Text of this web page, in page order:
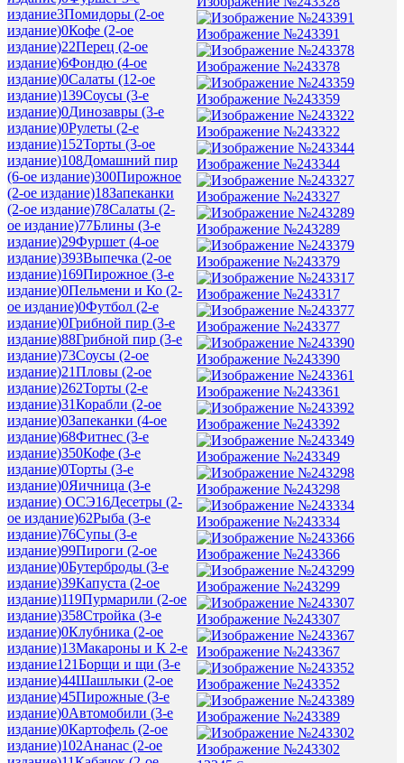
издание3Помидоры (2-ое
издание)0Кофе (2-ое
издание)22Перец (2-ое
издание)6Фондю (4-ое
издание)0Салаты (12-ое
издание)139Соусы (3-е
издание)0Динозавры (3-е
издание)0Рулеты (2-е
издание)152Торты (3-ое
издание)108Домашний пир
(6-ое издание)300Пирожное
(2-ое издание)18Запеканки
(2-ое издание)78Салаты (2-
ое издание)77Блины (3-е
издание)29Фуршет (4-ое
издание)393Выпечка (2-ое
издание)169Пирожное (3-е
издание)0Пельмени и Ко (2-
ое издание)0Футбол (2-е
издание)0Грибной пир (3-е
издание)88Грибной пир (3-е
издание)73Соусы (2-ое
издание)21Пловы (2-ое
издание)262Торты (2-е
издание)31Корабли (2-ое
издание)0Запеканки (4-ое
издание)68Фитнес (3-е
издание)350Кофе (3-е
издание)0Торты (3-е
издание)0Яичница (3-е
издание) ОСЭ16Десетры (2-
ое издание)62Рыба (3-е
издание)76Супы (3-е
издание)99Пироги (2-ое
издание)0Бутерброды (3-е
издание)39Капуста (2-ое
издание)119Пурмарили (2-ое
издание)358Стройка (3-е
издание)0Клубника (2-ое
издание)13Макароны и К 2-е
издание121Борщи и щи (3-е
издание)44Шашлыки (2-ое
издание)45Пирожные (3-е
издание)0Автомобили (3-е
издание)0Картофель (2-ое
издание)102Ананас (2-ое
Изображение №243391
Изображение №243378
Изображение №243359
Изображение №243322
Изображение №243344
Изображение №243327
Изображение №243289
Изображение №243379
Изображение №243317
Изображение №243377
Изображение №243390
Изображение №243361
Изображение №243392
Изображение №243349
Изображение №243298
Изображение №243334
Изображение №243366
Изображение №243299
Изображение №243307
Изображение №243367
Изображение №243352
Изображение №243389
Изображение №243302